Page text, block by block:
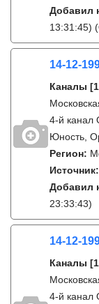
Добавил
13:31:45)
14-12-
Каналы
4-й канал
Юность,
Регион:
Источник:
Добавил
23:33:43)
14-12-
Каналы
4-й канал